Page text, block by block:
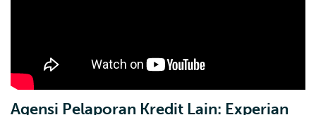
Agensi Pelaporan Kredit Lain: Experian